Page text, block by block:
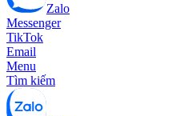
Zalo
Messenger
TikTok
Email
Menu
Tìm kiếm